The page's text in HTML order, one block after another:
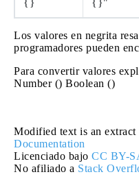
{}
{}"
Los valores en negrita
programadores pueden
Para convertir valores
Number () Boolean ()
Modified text is an
Documentation
Licenciado bajo CC BY-
No afiliado a Stack